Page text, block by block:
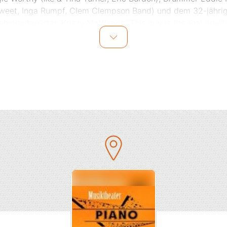
Inga Rumpf, Clem Clempson Band) und dem 32-
aus über 4 Jahrzehnten HBB & des britischen
Feuerwerk mit Freunden, Weggefahrten, echten